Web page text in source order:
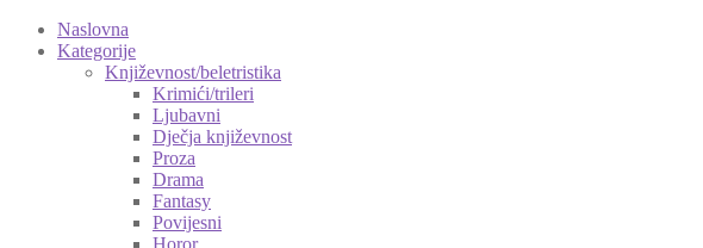
Naslovna
Kategorije
Književnost/beletristika
Krimići/trileri
Ljubavni
Dječja književnost
Proza
Drama
Fantasy
Povijesni
Horor